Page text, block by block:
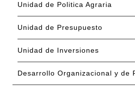
Unidad de Politica Agraria
Unidad de Presupuesto
Unidad de Inversiones
Desarrollo Organizacional y de